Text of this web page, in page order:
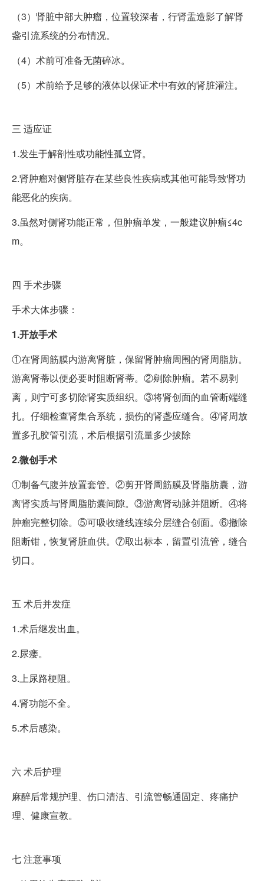
（3）肾脏中部大肿瘤，位置较深者，行肾盂造影了解肾
盏引流系统的分布情况。
（4）术前可准备无菌碎冰。
（5）术前给予足够的液体以保证术中有效的肾脏灌注。
三 适应证
1.发生于解剖性或功能性孤立肾。
2.肾肿瘤对侧肾脏存在某些良性疾病或其他可能导致肾功
能恶化的疾病。
3.虽然对侧肾功能正常，但肿瘤单发，一般建议肿瘤≤4c
m。
四 手术步骤
手术大体步骤：
1.开放手术
①在肾周筋膜内游离肾脏，保留肾肿瘤周围的肾周脂肪。
游离肾蒂以便必要时阻断肾蒂。②剜除肿瘤。若不易剥
离，则宁可多切除肾实质组织。③将肾创面的血管断端缝
扎。仔细检查肾集合系统，损伤的肾盏应缝合。④肾周放
置多孔胶管引流，术后根据引流量多少拔除
2.微创手术
①制备气腹并放置套管。②剪开肾周筋膜及肾脂肪囊，游
离肾实质与肾周脂肪囊间隙。③游离肾动脉并阻断。④将
肿瘤完整切除。⑤可吸收缝线连续分层缝合创面。⑥撤除
阻断钳，恢复肾脏血供。⑦取出标本，留置引流管，缝合
切口。
五 术后并发症
1.术后继发出血。
2.尿瘘。
3.上尿路梗阻。
4.肾功能不全。
5.术后感染。
六术后护理
麻醉后常规护理、伤口清洁、引流管畅通固定、疼痛护
理、健康宣教。
七注意事项